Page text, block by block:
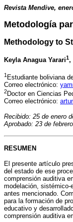
Revista Mendive,
Metodología
Methodology to
Keyla Anagua Yarari1,
1 Estudiante boliviana
Correo electrónico:
2Doctor en Ciencias
Correo electrónico:
Recibido: 25 de enero
Aprobado: 23 de
RESUMEN
El presente artículo
del estado de ese
comprensión auditiva
modelación,
antes mencionado.
para la formación de
educativo y
comprensión auditiva